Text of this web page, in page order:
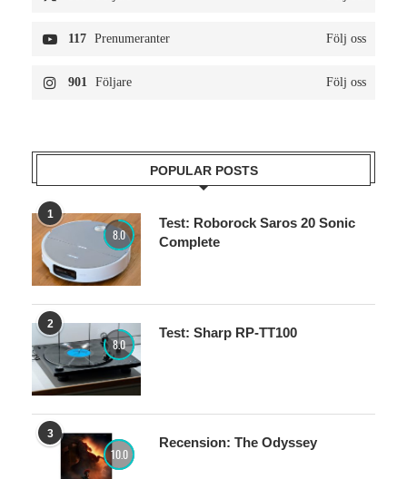
117 Prenumeranter Följ oss
901 Följare Följ oss
POPULAR POSTS
1
8.0
Test: Roborock Saros 20 Sonic
Complete
2
8.0
Test: Sharp RP-TT100
3
10.0
Recension: The Odyssey